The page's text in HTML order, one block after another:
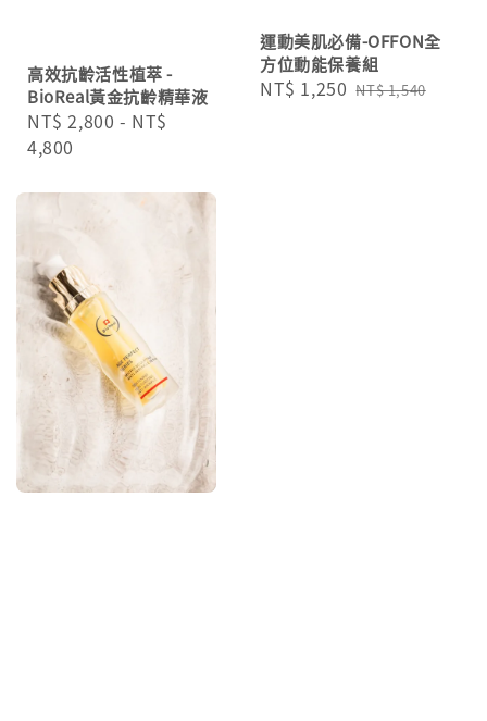
高效抗齡活性植萃 -
BioReal黃金抗齡精華液
Regular
price
NT$ 2,800 - NT$
4,800
運動美肌必備-OFFON全
方位動能保養組
Sale
NT$ 1,250 Regular
NT$ 1,540